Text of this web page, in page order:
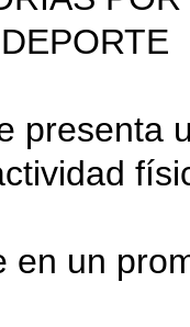
presenta
en un